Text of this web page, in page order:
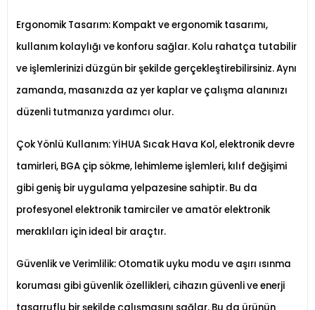
Ergonomik Tasarım: Kompakt ve ergonomik tasarımı,
kullanım kolaylığı ve konforu sağlar. Kolu rahatça tutabilir
ve işlemlerinizi düzgün bir şekilde gerçekleştirebilirsiniz. Aynı
zamanda, masanızda az yer kaplar ve çalışma alanınızı
düzenli tutmanıza yardımcı olur.
Çok Yönlü Kullanım: YİHUA Sıcak Hava Kol, elektronik devre
tamirleri, BGA çip sökme, lehimleme işlemleri, kılıf değişimi
gibi geniş bir uygulama yelpazesine sahiptir. Bu da
profesyonel elektronik tamirciler ve amatör elektronik
meraklıları için ideal bir araçtır.
Güvenlik ve Verimlilik: Otomatik uyku modu ve aşırı ısınma
koruması gibi güvenlik özellikleri, cihazın güvenli ve enerji